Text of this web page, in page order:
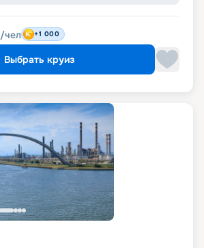
/чел +1 000
Выбрать круиз